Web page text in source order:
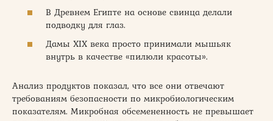
В Древнем Египте на основе свинца делали
подводку для глаз.
Дамы XIX века просто принимали мышьяк
внутрь в качестве «пилюли красоты».
Анализ продуктов показал, что все они отвечают
требованиям безопасности по микробиологическим
показателям. Микробная обсемененность не превышает